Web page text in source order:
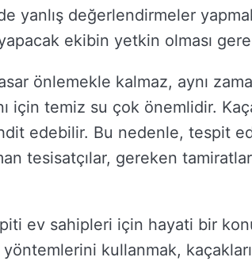
yanlış değerlendirmeler
ekibin yetkin olması
önlemekle kalmaz, aynı
için temiz su çok önemlidir.
edebilir. Bu nedenle, tespit
tesisatçılar, gereken
ev sahipleri için hayati bir
kullanmak,